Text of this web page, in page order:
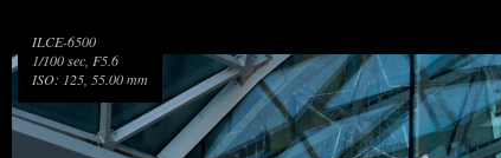
ILCE-6500
1/100 sec, F5.6
ISO: 125, 55.00 mm